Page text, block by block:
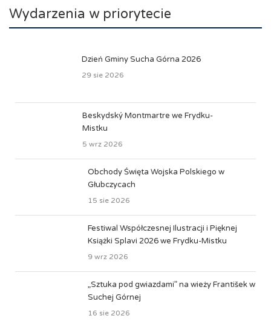
Wydarzenia w priorytecie
Dzień Gminy Sucha Górna 2026
29 sie 2026
Beskydský Montmartre we Frydku-
Mistku
5 wrz 2026
Obchody Święta Wojska Polskiego w
Głubczycach
15 sie 2026
Festiwal Współczesnej Ilustracji i Pięknej
Książki Splavi 2026 we Frydku-Mistku
9 wrz 2026
„Sztuka pod gwiazdami” na wieży František w
Suchej Górnej
16 sie 2026